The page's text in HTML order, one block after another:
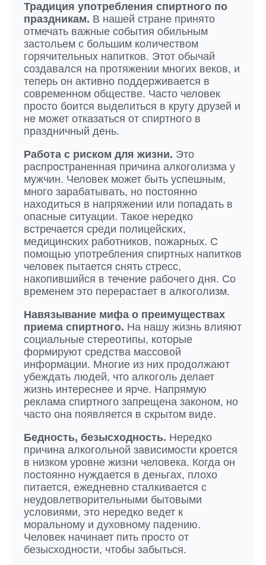
Традиция употребления спиртного по
праздникам. В нашей стране принято
отмечать важные события обильным
застольем с большим количеством
горячительных напитков. Этот обычай
создавался на протяжении многих веков, и
теперь он активно поддерживается в
современном обществе. Часто человек
просто боится выделиться в кругу друзей и
не может отказаться от спиртного в
праздничный день.
Работа с риском для жизни. Это
распространенная причина алкоголизма у
мужчин. Человек может быть успешным,
много зарабатывать, но постоянно
находиться в напряжении или попадать в
опасные ситуации. Такое нередко
встречается среди полицейских,
медицинских работников, пожарных. С
помощью употребления спиртных напитков
человек пытается снять стресс,
накопившийся в течение рабочего дня. Со
временем это перерастает в алкоголизм.
Навязывание мифа о преимуществах
приема спиртного. На нашу жизнь влияют
социальные стереотипы, которые
формируют средства массовой
информации. Многие из них продолжают
убеждать людей, что алкоголь делает
жизнь интереснее и ярче. Напрямую
реклама спиртного запрещена законом, но
часто она появляется в скрытом виде.
Бедность, безысходность. Нередко
причина алкогольной зависимости кроется
в низком уровне жизни человека. Когда он
постоянно нуждается в деньгах, плохо
питается, ежедневно сталкивается с
неудовлетворительными бытовыми
условиями, это нередко ведет к
моральному и духовному падению.
Человек начинает пить просто от
безысходности, чтобы забыться.